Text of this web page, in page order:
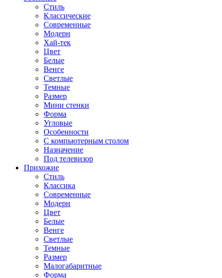
Стиль
Классические
Современные
Модерн
Хай-тек
Цвет
Белые
Венге
Светлые
Темные
Размер
Мини стенки
Форма
Угловые
Особенности
С компьютерным столом
Назначение
Под телевизор
Прихожие
Стиль
Классика
Современные
Модерн
Цвет
Белые
Венге
Светлые
Темные
Размер
Малогабаритные
Форма